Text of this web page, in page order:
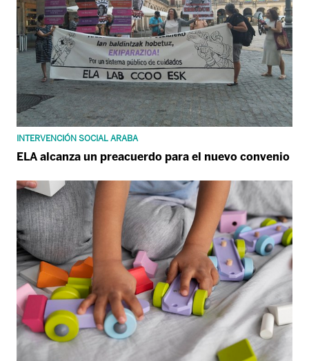
INTERVENCIÓN SOCIAL ARABA
ELA alcanza un preacuerdo para el nuevo convenio